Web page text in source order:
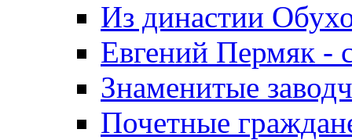
Из династии
Евгений Пермяк -
Знаменитые
Почетные